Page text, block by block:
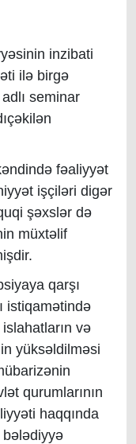
inzibati
ilə birgə
seminar
fəaliyyət
işçiləri digər
şəxslər də
müxtəlif
qarşı
istiqamətində
və
yüksəldilməsi
qurumlarının
haqqında
bələdiyyə